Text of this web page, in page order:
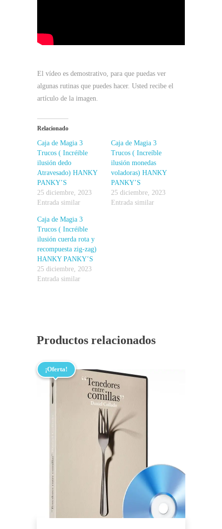
El vídeo es demostrativo, para que puedas ver
algunas rutinas que puedes hacer. Usted recibe el
artículo de la imagen.
Relacionado
Caja de Magia 3
Trucos ( Incréible
ilusión dedo
Atravesado) HANKY
PANKY’S
25 diciembre, 2023
Entrada similar
Caja de Magia 3
Trucos ( Increíble
ilusión monedas
voladoras) HANKY
PANKY’S
25 diciembre, 2023
Entrada similar
Caja de Magia 3
Trucos ( Incréible
ilusión cuerda rota y
recompuesta zig-zag)
HANKY PANKY’S
25 diciembre, 2023
Entrada similar
Productos relacionados
¡Oferta!